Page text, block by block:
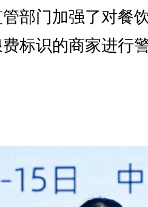
部门加强了对餐
标识的商家进行